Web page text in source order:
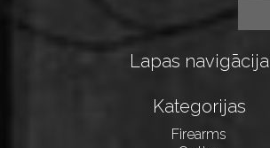
Lapas navigācija
Kategorijas
Firearms